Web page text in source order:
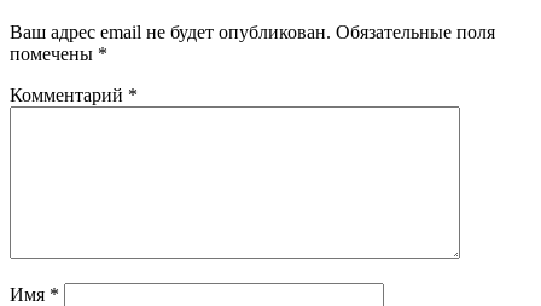
Ваш адрес email не будет опубликован. Обязательные поля
помечены *
Комментарий *
Имя *